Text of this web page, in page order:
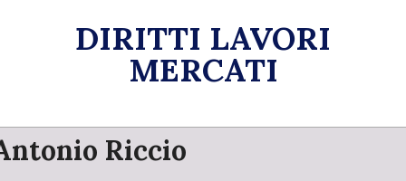
DIRITTI LAVORI
MERCATI
Primary
Navigation
Riccio